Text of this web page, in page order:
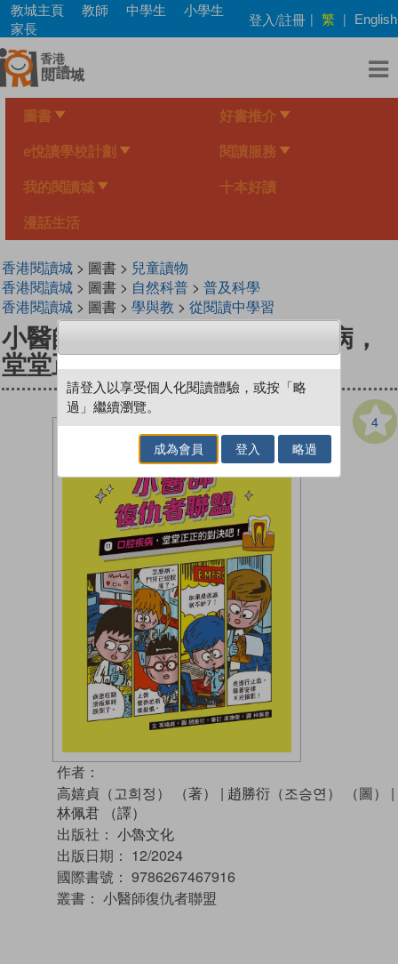
Skip
main
content
教城主頁 教師 中學生
小學生
家長
登入/註冊 | 繁 | English
圖書 好書推介
e悅讀學校計劃 閱讀服務
我的閱讀城 十本好讀
漫話生活
香港閱讀城> 圖書 > 兒童讀物
香港閱讀城> 圖書 > 自然科普> 普及科學
香港閱讀城> 圖書 > 學與教 > 從閱讀中學習
小醫師復仇者聯盟11：口腔疾病，
堂堂正正的對決吧！
4
作者：
高嬉貞（고희정） （著）
| 趙勝衍（조승연） （圖）
|
林佩君 （譯）
出版社： 小魯文化
出版日期： 12/2024
國際書號： 9786267467916
叢書： 小醫師復仇者聯盟
請登入以享受個人化閱讀體驗，或按「略
過」繼續瀏覽。
成為會員 登入 略過